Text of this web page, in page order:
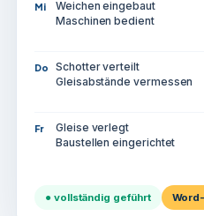
Mi Weichen eingebaut
Maschinen bedient
Do Schotter verteilt
Gleisabstände vermessen
Fr Gleise verlegt
Baustellen eingerichtet
● vollständig geführt